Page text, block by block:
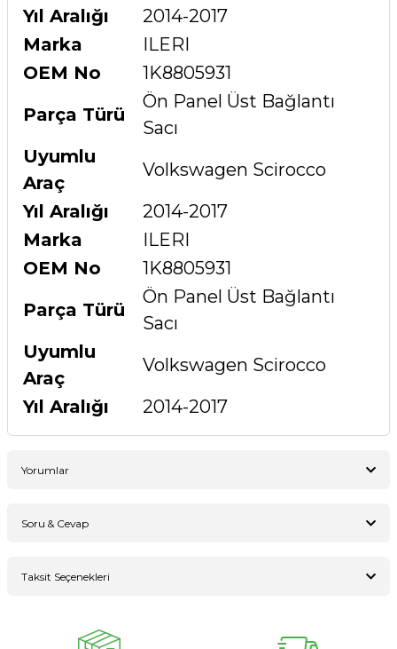
Yıl Aralığı
2014-2017
Marka
ILERI
OEM No
1K8805931
Parça Türü
Ön Panel Üst Bağlantı
Sacı
Uyumlu
Araç
Volkswagen Scirocco
Yıl Aralığı
2014-2017
Marka
ILERI
OEM No
1K8805931
Parça Türü
Ön Panel Üst Bağlantı
Sacı
Uyumlu
Araç
Volkswagen Scirocco
Yıl Aralığı
2014-2017
Yorumlar
Soru & Cevap
Taksit Seçenekleri